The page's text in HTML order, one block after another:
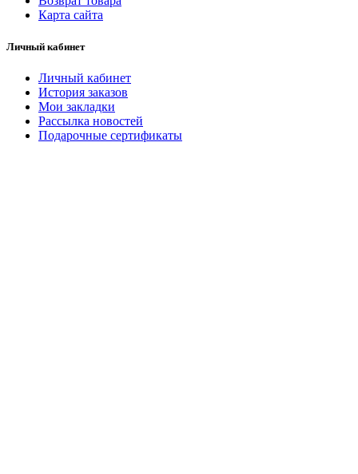
Карта сайта
Личный кабинет
Личный кабинет
История заказов
Мои закладки
Рассылка новостей
Подарочные сертификаты